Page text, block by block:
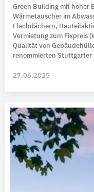
Green Building mit hoher
Wärmetauscher im
Flachdächern,
Vermietung zum Fixpreis
Qualität von
renommierten Stuttgarter
27.06.2025